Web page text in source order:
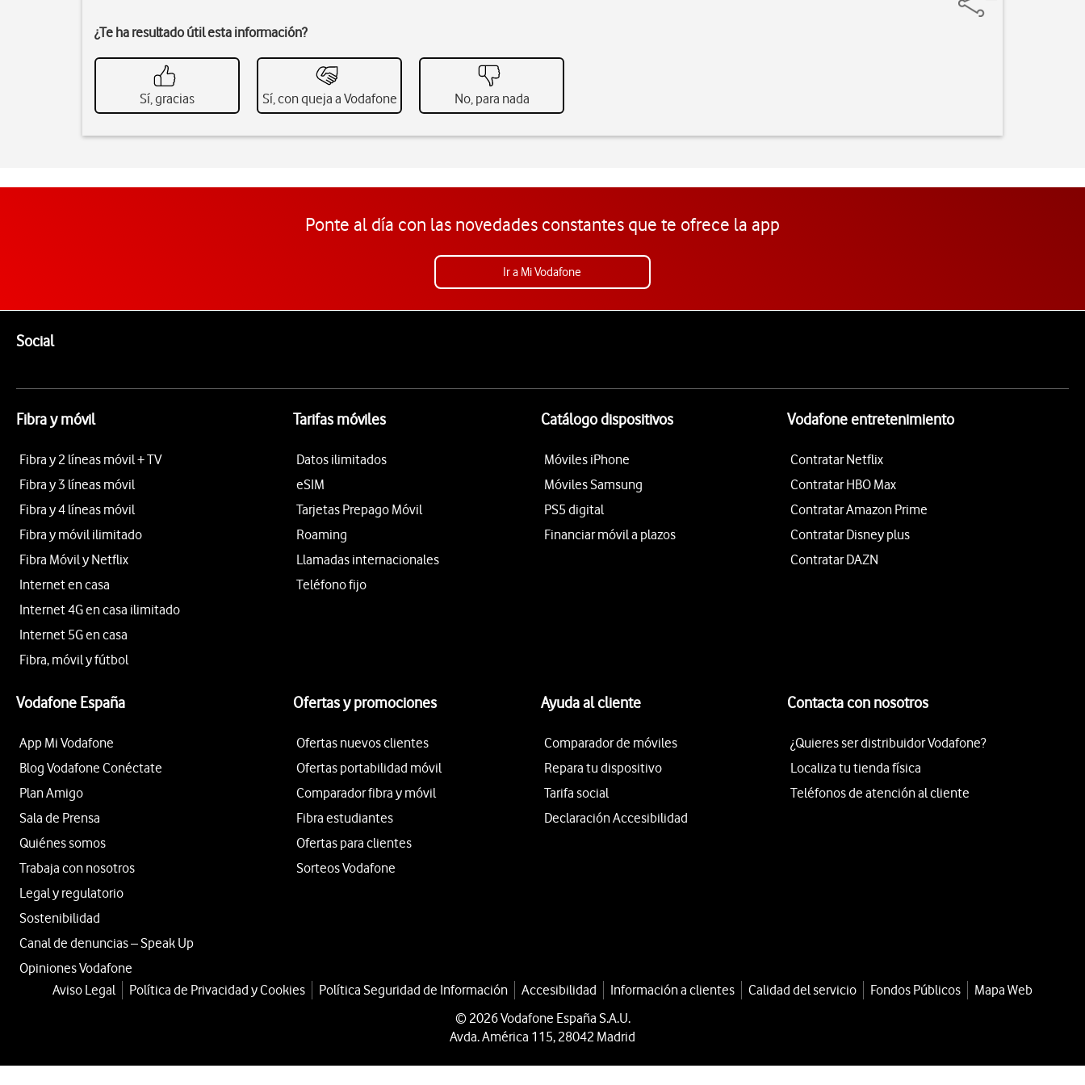
¿Te ha resultado útil esta información?
Sí, gracias Sí, con queja a Vodafone No, para nada
Ponte al día con las novedades constantes que te ofrece la app
Ir a Mi Vodafone
SocialEnlaces a las redes sociales de Vodafone
Fibra y móvil
Fibra y 2 líneas móvil + TV
Fibra y 3 líneas móvil
Fibra y 4 líneas móvil
Fibra y móvil ilimitado
Fibra Móvil y Netflix
Internet en casa
Internet 4G en casa ilimitado
Internet 5G en casa
Fibra, móvil y fútbol
Tarifas móviles
Datos ilimitados
eSIM
Tarjetas Prepago Móvil
Roaming
Llamadas internacionales
Teléfono fijo
Catálogo dispositivos
Móviles iPhone
Móviles Samsung
PS5 digital
Financiar móvil a plazos
Vodafone entretenimiento
Contratar Netflix
Contratar HBO Max
Contratar Amazon Prime
Contratar Disney plus
Contratar DAZN
Vodafone España
App Mi Vodafone
Blog Vodafone Conéctate
Plan Amigo
Sala de Prensa
Quiénes somos
Trabaja con nosotros
Legal y regulatorio
Sostenibilidad
Canal de denuncias – Speak Up
Opiniones Vodafone
Ofertas y promociones
Ofertas nuevos clientes
Ofertas portabilidad móvil
Comparador fibra y móvil
Fibra estudiantes
Ofertas para clientes
Sorteos Vodafone
Ayuda al cliente
Comparador de móviles
Repara tu dispositivo
Tarifa social
Declaración Accesibilidad
Contacta con nosotros
¿Quieres ser distribuidor Vodafone?
Localiza tu tienda física
Teléfonos de atención al cliente
Aviso Legal Política de Privacidad y Cookies Política Seguridad de Información Accesibilidad Información a clientes Calidad del servicio Fondos Públicos
Mapa Web
© 2026 Vodafone España S.A.U.
Avda. América 115, 28042 Madrid